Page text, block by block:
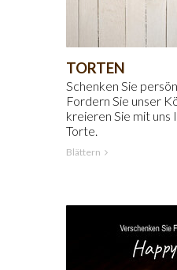
TORTEN
Schenken Sie
Fordern Sie unser
kreieren Sie mit uns
Torte.
Blättern